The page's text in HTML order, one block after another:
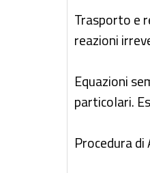
Trasporto e
reazioni
Equazioni
particolari.
Procedura